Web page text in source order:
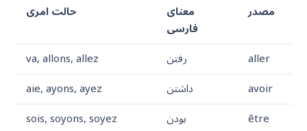
مصدر معنای
فارسی
حالت امری
aller رفتن
va, allons, allez
avoir
داشتن
aie, ayons, ayez
être
بودن
sois, soyons, soyez